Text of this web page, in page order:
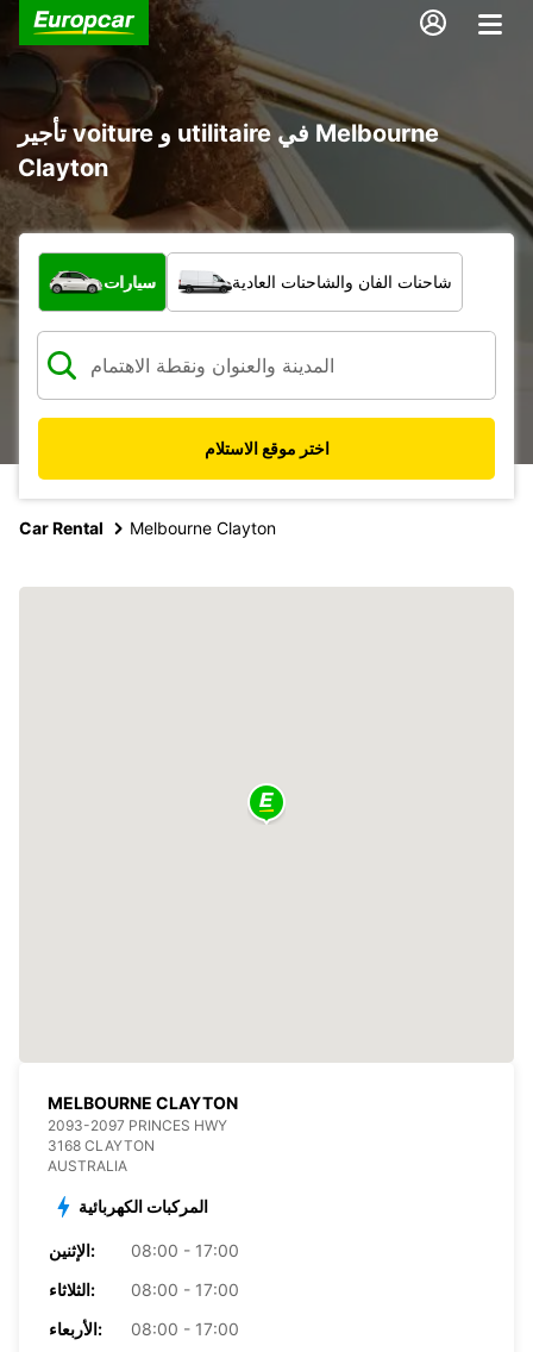
تأجير voiture و utilitaire في Melbourne
Clayton
ما نوع المركبة؟
سيارات شاحنات الفان والشاحنات العادية
اختر موقع الاستلام
Car Rental Melbourne Clayton
MELBOURNE CLAYTON
2093-2097 PRINCES HWY
3168 CLAYTON
AUSTRALIA
المركبات الكهربائية
الإثنين:
08:00 - 17:00
الثلاثاء:
08:00 - 17:00
الأربعاء:
08:00 - 17:00